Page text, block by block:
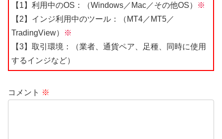
【1】利用中のOS：（Windows／Mac／その他OS）
※
【2】インジ利用中のツール：（MT4／MT5／
TradingView）
※
【3】取引環境：（業者、通貨ペア、足種、同時に使用
するインジなど）
コメント ※